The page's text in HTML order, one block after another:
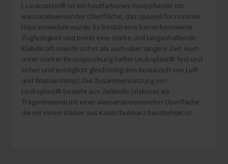
L Leukoplast® ist ein hautfarbenes Fixierpflaster mit
wasserabweisender Oberfläche, das speziell für normale
Haut entwickelt wurde. Es besitzt eine bemerkenswerte
Zugfestigkeit und bietet eine starke und langanhaltende
Klebekraft sowohl sofort als auch über längere Zeit. Auch
unter starker Beanspruchung haftet Leukoplast® fest und
sicher und ermöglicht gleichzeitig den Austausch von Luft
und Wasserdampf. Die Zusammensetzung von
Leukoplast® besteht aus Zellwolle (Viskose) als
Trägermaterial mit einer wasserabweisenden Oberfläche,
die mit einem Kleber aus Kautschukharz beschichtet ist.